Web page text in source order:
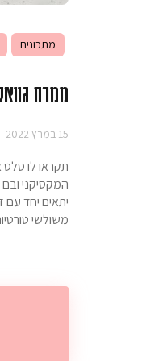
מתכונים
ממרח
15 במרץ 2022
תקראו לו
המקסיקני ובם
יתאים יחד
משולשי